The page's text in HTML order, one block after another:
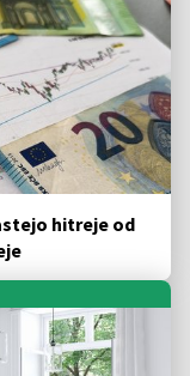
hitreje od